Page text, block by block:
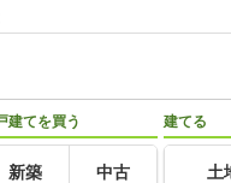
建てを買う
新築 中古
建てる
土